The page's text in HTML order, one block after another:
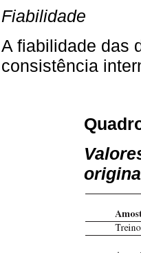
Fiabilidade
A fiabilidade das
consistência